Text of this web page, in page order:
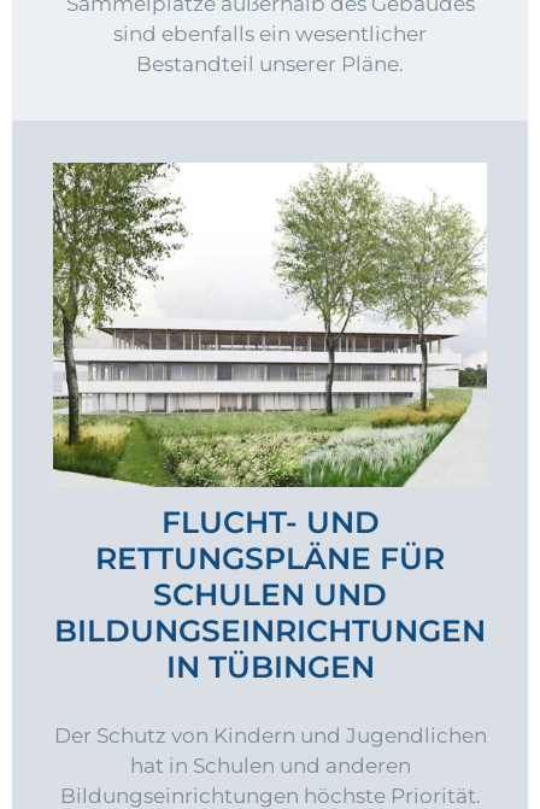
sind ebenfalls ein wesentlicher
Bestandteil unserer Pläne.
FLUCHT- UND
RETTUNGSPLÄNE FÜR
SCHULEN UND
BILDUNGSEINRICHTUNGEN
IN TÜBINGEN
Der Schutz von Kindern und Jugendlichen
hat in Schulen und anderen
Bildungseinrichtungen höchste Priorität.